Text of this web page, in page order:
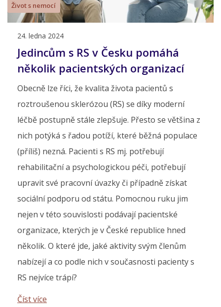
Život s nemocí
24. ledna 2024
Jedincům s RS v Česku pomáhá
několik pacientských organizací
Obecně lze říci, že kvalita života pacientů s
roztroušenou sklerózou (RS) se díky moderní
léčbě postupně stále zlepšuje. Přesto se většina z
nich potýká s řadou potíží, které běžná populace
(příliš) nezná. Pacienti s RS mj. potřebují
rehabilitační a psychologickou péči, potřebují
upravit své pracovní úvazky či případně získat
sociální podporu od státu. Pomocnou ruku jim
nejen v této souvislosti podávají pacientské
organizace, kterých je v České republice hned
několik. O které jde, jaké aktivity svým členům
nabízejí a co podle nich v současnosti pacienty s
RS nejvíce trápí?
Číst více